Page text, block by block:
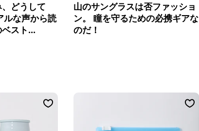
どうして
ルな声から読
スト...
山のサングラスは否ファッショ
ン。 瞳を守るための必携ギアな
のだ！